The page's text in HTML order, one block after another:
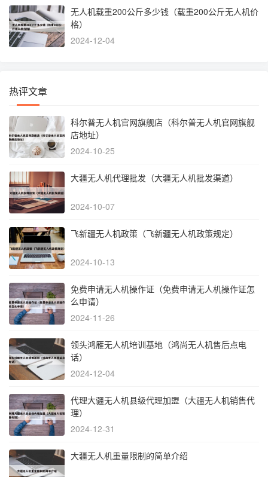
无人机载重200公斤多少钱（载重200公斤无人机价
格）
2024-12-04
热评文章
科尔普无人机官网旗舰店（科尔普无人机官网旗舰
店地址）
2024-10-25
大疆无人机代理批发（大疆无人机批发渠道）
2024-10-07
飞新疆无人机政策（飞新疆无人机政策规定）
2024-10-13
免费申请无人机操作证（免费申请无人机操作证怎
么申请）
2024-11-26
领头鸿雁无人机培训基地（鸿尚无人机售后点电
话）
2024-12-04
代理大疆无人机县级代理加盟（大疆无人机销售代
理）
2024-12-31
大疆无人机重量限制的简单介绍